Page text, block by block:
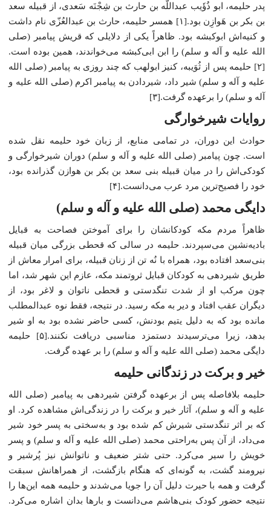
پدر حلیمه، ابو ذُؤَیب عبداللّه بن حارث بن شِجْنَه سَعدی، از قبیله سعد
بن بکر بن هَوازِن بود.[۱] همسر حلیمه، حارث بن عبدالعُزّی نام داشت
و کنیه‌اش ابوکبشه بود. ظاهراً یکی از دلایلی که قریش پیامبر (صلی
الله علیه و آله و سلم) را ابن ابی‌کبشه می‌خواندند، همین بوده است.
[۲] حلیمه پس از ثُوَیبه، کنیز ابولهب که چند روزی به پیامبر (صلی الله
علیه و آله و سلم) شیر داد، شیردادن به پیامبر اکرم (صلی الله علیه و
آله و سلم) را برعهده گرفت.[۳]
روایات شیرخوارگی
حوادث این دوران، در تمامی منابع، از زبان خود حلیمه نقل شده
است. چون پیامبر (صلی الله علیه و آله و سلم) دوران شیرخوارگی و
کودکی‌اش را در میان قبیله بنی سعد بن بکر بن هوازن گذرانده بود،
خود را فصیح‌ترین مرد عرب می‌دانست.[۴]
دایگی محمد (صلی الله علیه و آله و سلم)
ظاهراً مردم مکه کودکانشان را برای آموختن فصاحت به قبایل
بادیه‌نشین می‌سپردند. حلیمه در سالی که قحطی بزرگی میان قبیله
بنی‌سعد افتاده بود، همراه با نُه تن از زنان قبیله، برای امرار معاش از
طریق شیردهی به کودکان قبایل ثروتمند مکه، عازم این شهر شد، اما
چون مرکب او از شدت تنگدستی و قحطی ناتوان و لاغر بود، از
دیگران عقب افتاد و دیر به مکه رسید. در نتیجه، فقط نوه عبدالمطلب
مانده بود که به دلیل یتیم بودنش، کسی حاضر نشده بود به او شیر
بدهد، زیرا می‌ترسیدند دستمزد مناسبی دریافت نکنند.[۵] حلیمه
دایگی محمد (صلی الله علیه و آله و سلم) را بر عهده گرفت.
خیر و برکت در زندگانی حلیمه
حلیمه بلافاصله پس از برعهده گرفتن شیردهی به پیامبر (صلی الله
علیه و آله و سلم)، آثار خیر و برکت را در زندگی‌اش مشاهده کرد. او
که بر اثر تنگدستی شیرش کم شده بود و به‌سختی به پسر خود شیر
می‌داد، از آن پس به‌راحتی محمد (صلی الله علیه و آله و سلم) و پسر
خویش را سیر می‌کرد. حتی شتر ضعیف و ناتوانش نیز پُرشیر و
نیرومند گشت، به گونه‌ای که هنگام بازگشت، از همراهانش سبقت
گرفت و همه با حیرت دلیل آن را جویا می‌شدند و حلیمه همه این‌ها را
نتیجه حضور کودک بنی‌هاشم می‌دانست و بارها بدان اشاره می‌کرد.